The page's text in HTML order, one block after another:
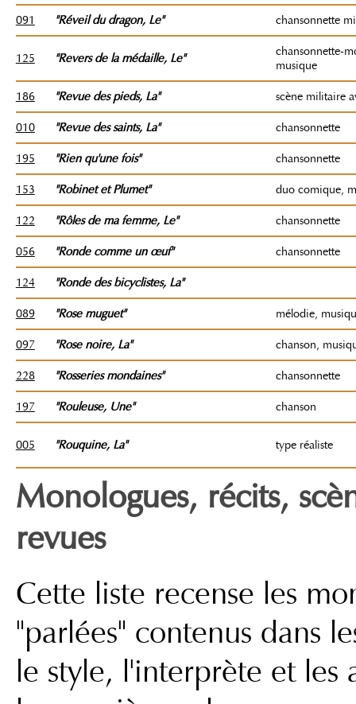
091 "Réveil du dragon, Le" chansonnette
125 "Revers de la médaille, Le"
chansonnette-
musique
186 "Revue des pieds, La" scène militaire
010 "Revue des saints, La" chansonnette
195 "Rien qu'une fois" chansonnette
153 "Robinet et Plumet" duo comique,
122 "Rôles de ma femme, Le" chansonnette
056 "Ronde comme un œuf" chansonnette
124 "Ronde des bicyclistes, La"
089 "Rose muguet" mélodie,
097 "Rose noire, La" chanson,
228 "Rosseries mondaines" chansonnette
197 "Rouleuse, Une" chanson
005 "Rouquine, La" type réaliste
Monologues, récits,
revues
Cette liste recense les
"parlées" contenus dans
le style, l'interprète et les